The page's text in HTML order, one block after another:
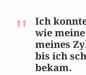
Ich
wie
meines
bis ich
bekam.